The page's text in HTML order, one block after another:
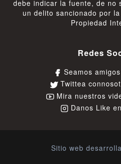
debe indicar la fuente, de no
un delito sancionado por
Propiedad
Redes
Seamos
Twittea
Mira nuestros
Danos Like
Sitio web